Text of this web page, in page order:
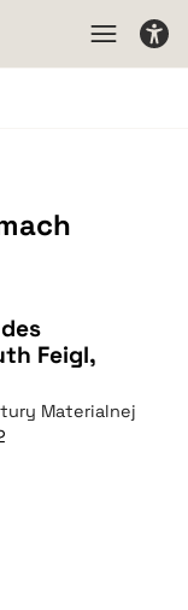
Feigl,
Materialnej